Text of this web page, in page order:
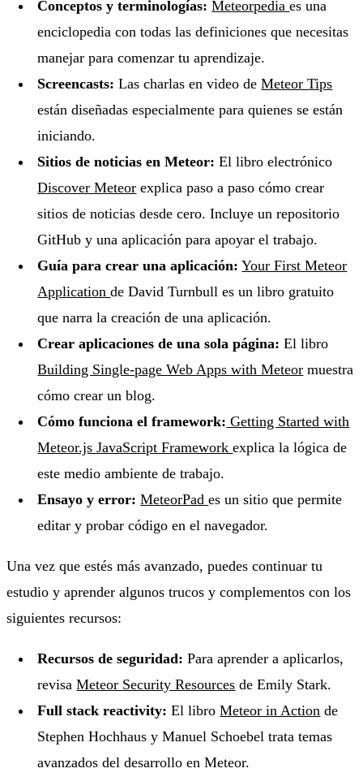
Conceptos y terminologías: Meteorpediaes una
enciclopedia con todas las definiciones que necesitas
manejar para comenzar tu aprendizaje.
Screencasts: Las charlas en video deMeteor Tips
están diseñadas especialmente para quienes se están
iniciando.
Sitios de noticias en Meteor: El libro electrónico
Discover Meteor explica paso a paso cómo crear
sitios de noticias desde cero. Incluye un repositorio
GitHub y una aplicación para apoyar el trabajo.
Guía para crear una aplicación: Your First Meteor
Applicationde David Turnbull es un libro gratuito
que narra la creación de una aplicación.
Crear aplicaciones de una sola página: El libro
Building Single-page Web Apps with Meteor muestra
cómo crear un blog.
Cómo funciona el framework: Getting Started with
Meteor.js JavaScript Frameworkexplica la lógica de
este medio ambiente de trabajo.
Ensayo y error: MeteorPades un sitio que permite
editar y probar código en el navegador.
Una vez que estés más avanzado, puedes continuar tu
estudio y aprender algunos trucos y complementos con los
siguientes recursos:
Recursos de seguridad: Para aprender a aplicarlos,
revisaMeteor Security Resources de Emily Stark.
Full stack reactivity: El libroMeteor in Action de
Stephen Hochhaus y Manuel Schoebel trata temas
avanzados del desarrollo en Meteor.